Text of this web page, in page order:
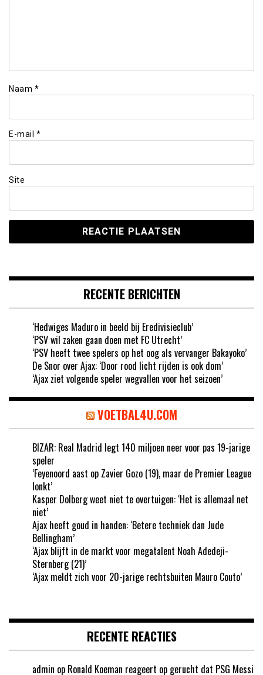
Naam *
E-mail *
Site
RECENTE BERICHTEN
‘Hedwiges Maduro in beeld bij Eredivisieclub’
‘PSV wil zaken gaan doen met FC Utrecht’
‘PSV heeft twee spelers op het oog als vervanger Bakayoko’
De Snor over Ajax: ‘Door rood licht rijden is ook dom’
‘Ajax ziet volgende speler wegvallen voor het seizoen’
VOETBAL4U.COM
BIZAR: Real Madrid legt 140 miljoen neer voor pas 19-jarige
speler
‘Feyenoord aast op Zavier Gozo (19), maar de Premier League
lonkt’
Kasper Dolberg weet niet te overtuigen: ‘Het is allemaal net
niet’
Ajax heeft goud in handen: ‘Betere techniek dan Jude
Bellingham’
‘Ajax blijft in de markt voor megatalent Noah Adedeji-
Sternberg (21)’
‘Ajax meldt zich voor 20-jarige rechtsbuiten Mauro Couto’
RECENTE REACTIES
admin op Ronald Koeman reageert op gerucht dat PSG Messi